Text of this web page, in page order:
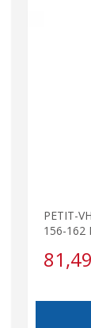
PETIT-
156-162
81,49